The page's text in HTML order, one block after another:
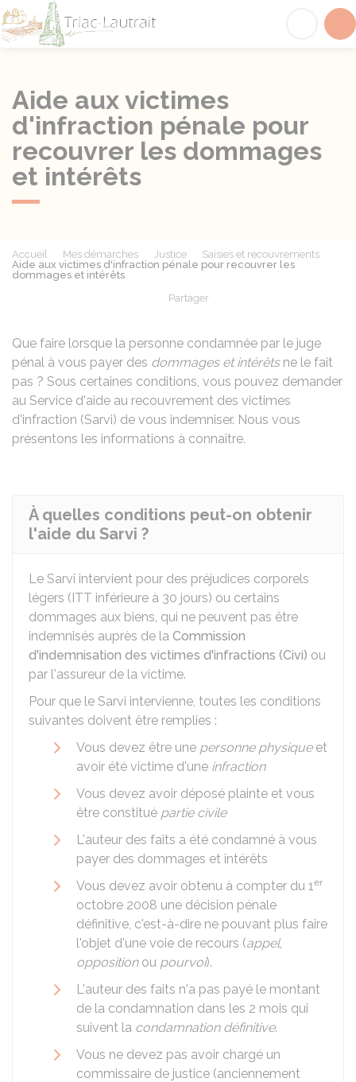
Aide aux victimes
d'infraction pénale pour
recouvrer les dommages
et intérêts
Accueil Mes démarches Justice
Saisies et recouvrements
Aide aux victimes d'infraction pénale pour recouvrer les
dommages et intérêts
Partager
Que faire lorsque la personne condamnée par le juge
pénal à vous payer des dommages et intérêtsne le fait
pas ? Sous certaines conditions, vous pouvez demander
au Service d'aide au recouvrement des victimes
d'infraction (Sarvi) de vous indemniser. Nous vous
présentons les informations à connaître.
À quelles conditions peut-on obtenir
l'aide du Sarvi ?
Le Sarvi intervient pour des préjudices corporels
légers (ITT inférieure à 30 jours) ou certains
dommages aux biens, qui ne peuvent pas être
indemnisés auprès de la Commission
d'indemnisation des victimes d'infractions (Civi) ou
par l'assureur de la victime.
Pour que le Sarvi intervienne, toutes les conditions
suivantes doivent être remplies :
Vous devez être une personne physiqueet
avoir été victime d'une infraction
Vous devez avoir déposé plainte et vous
être constitué partie civile
L'auteur des faits a été condamné à vous
payer des dommages et intérêts
Vous devez avoir obtenu à compter du 1er
octobre 2008 une décision pénale
définitive, c'est-à-dire ne pouvant plus faire
l'objet d'une voie de recours (appel,
oppositionou pourvoi).
L'auteur des faits n'a pas payé le montant
de la condamnation dans les 2 mois qui
suivent la condamnation définitive.
Vous ne devez pas avoir chargé un
commissaire de justice (anciennement